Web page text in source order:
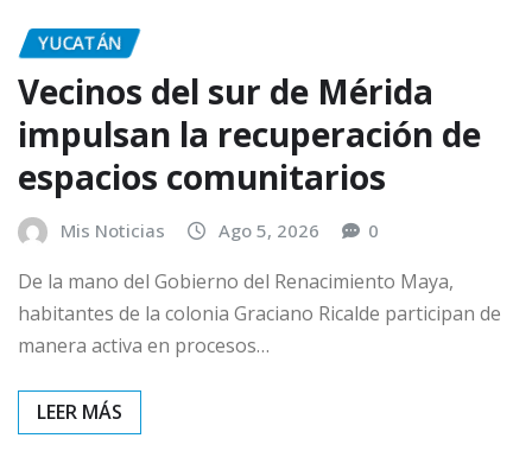
YUCATÁN
Vecinos del sur de Mérida
impulsan la recuperación de
espacios comunitarios
Mis Noticias Ago 5, 2026 0
De la mano del Gobierno del Renacimiento Maya,
habitantes de la colonia Graciano Ricalde participan de
manera activa en procesos…